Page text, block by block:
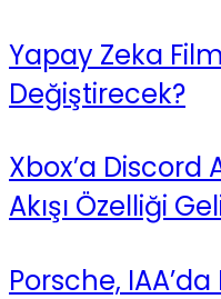
Yapay Zeka
Değiştirecek?
Xbox’a Discord
Akışı Özelliği
Porsche,